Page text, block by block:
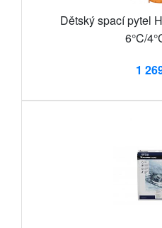
Dětský spací pytel
6°C/
1